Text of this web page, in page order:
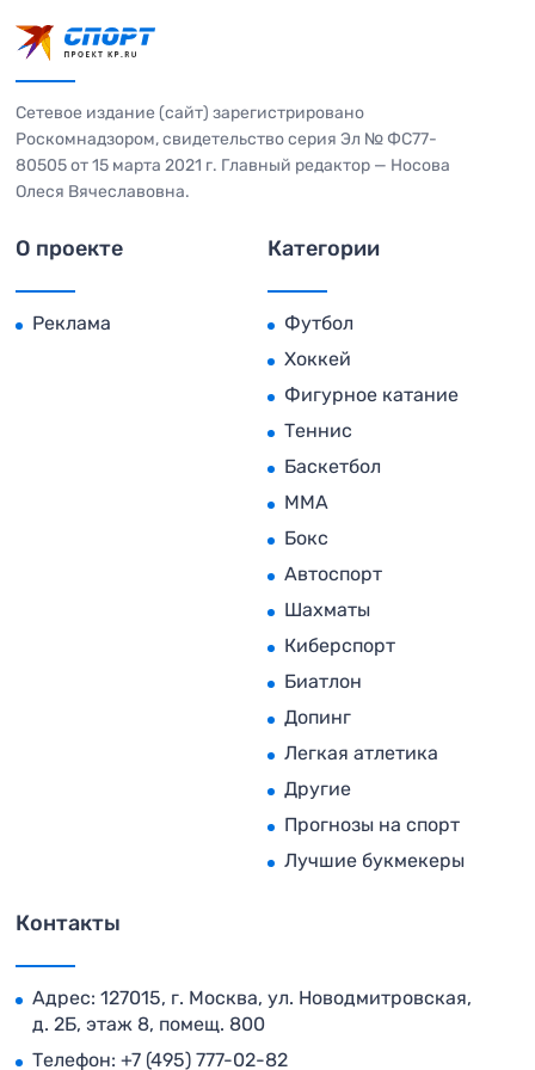
Сетевое издание (сайт) зарегистрировано
Роскомнадзором, свидетельство серия Эл № ФС77-
80505 от 15 марта 2021 г. Главный редактор — Носова
Олеся Вячеславовна.
О проекте
Реклама
Категории
Футбол
Хоккей
Фигурное катание
Теннис
Баскетбол
MMA
Бокс
Автоспорт
Шахматы
Киберспорт
Биатлон
Допинг
Легкая атлетика
Другие
Прогнозы на спорт
Лучшие букмекеры
Контакты
Адрес: 127015, г. Москва, ул. Новодмитровская,
д. 2Б, этаж 8, помещ. 800
Телефон: +7 (495) 777-02-82